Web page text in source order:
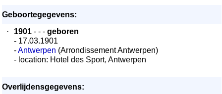
Geboortegegevens:
·
1901 - - - geboren
- 17.03.1901
-Antwerpen (Arrondissement Antwerpen)
- location: Hotel des Sport, Antwerpen
Overlijdensgegevens: